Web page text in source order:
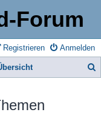
Forum
Anmelden
Registrieren